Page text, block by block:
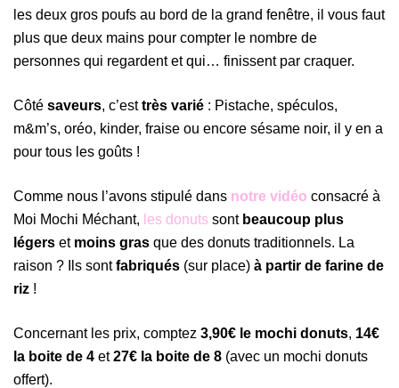
les deux gros poufs au bord de la grand fenêtre, il vous faut
plus que deux mains pour compter le nombre de
personnes qui regardent et qui… finissent par craquer.
Côté saveurs, c’esttrès varié : Pistache, spéculos,
m&m’s, oréo, kinder, fraise ou encore sésame noir, il y en a
pour tous les goûts !
Comme nous l’avons stipulé dans notre vidéo consacré à
Moi Mochi Méchant, les donuts sont beaucoup plus
légers et moins gras que des donuts traditionnels. La
raison ? Ils sontfabriqués (sur place) à partir de farine de
riz !
Concernant les prix, comptez 3,90€ le mochi donuts, 14€
la boite de 4 et27€ la boite de 8 (avec un mochi donuts
offert).